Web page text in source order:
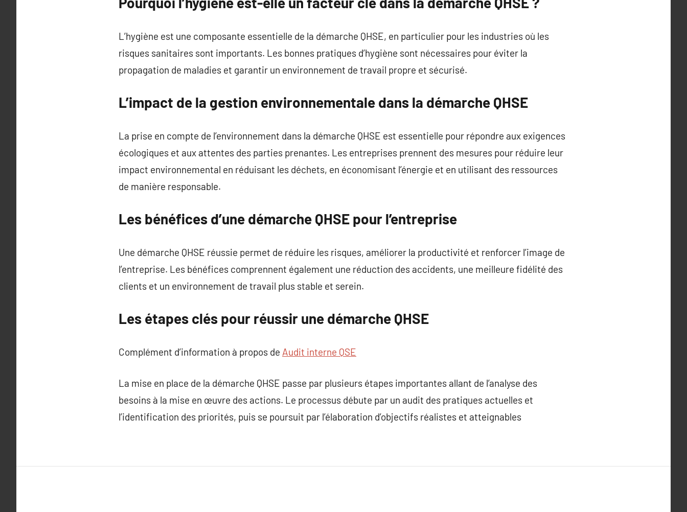
L’hygiène est une composante essentielle de la démarche QHSE, en particulier pour les industries où les
risques sanitaires sont importants. Les bonnes pratiques d’hygiène sont nécessaires pour éviter la
propagation de maladies et garantir un environnement de travail propre et sécurisé.
L’impact de la gestion environnementale dans la démarche QHSE
La prise en compte de l’environnement dans la démarche QHSE est essentielle pour répondre aux exigences
écologiques et aux attentes des parties prenantes. Les entreprises prennent des mesures pour réduire leur
impact environnemental en réduisant les déchets, en économisant l’énergie et en utilisant des ressources
de manière responsable.
Les bénéfices d’une démarche QHSE pour l’entreprise
Une démarche QHSE réussie permet de réduire les risques, améliorer la productivité et renforcer l’image de
l’entreprise. Les bénéfices comprennent également une réduction des accidents, une meilleure fidélité des
clients et un environnement de travail plus stable et serein.
Les étapes clés pour réussir une démarche QHSE
Complément d’information à propos de Audit interne QSE
La mise en place de la démarche QHSE passe par plusieurs étapes importantes allant de l’analyse des
besoins à la mise en œuvre des actions. Le processus débute par un audit des pratiques actuelles et
l’identification des priorités, puis se poursuit par l’élaboration d’objectifs réalistes et atteignables